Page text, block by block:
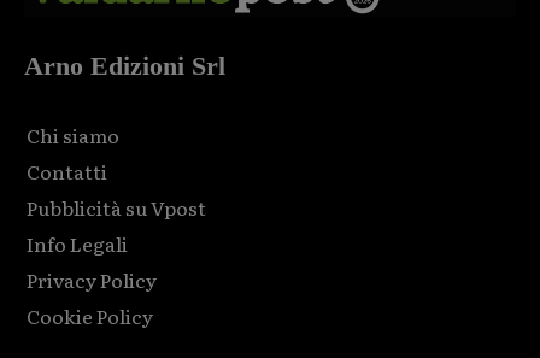
Arno Edizioni Srl
Chi siamo
Contatti
Pubblicità su Vpost
Info Legali
Privacy Policy
Cookie Policy